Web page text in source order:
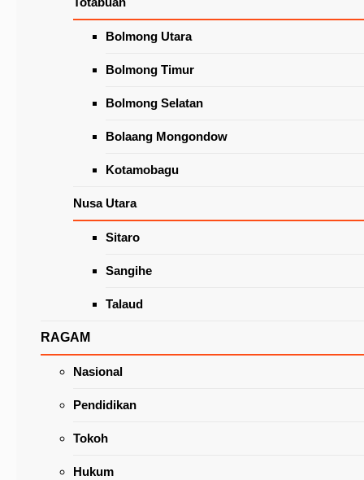
Bolmong Utara
Bolmong Timur
Bolmong Selatan
Bolaang Mongondow
Kotamobagu
Nusa Utara
Sitaro
Sangihe
Talaud
RAGAM
Nasional
Pendidikan
Tokoh
Hukum
di Pasar Beriman Tomohon
Latest News
Puluhan Ribu Orang Hantar C-S Daftar,
Cawawali Sebut Baru Pengurus Parpol dan